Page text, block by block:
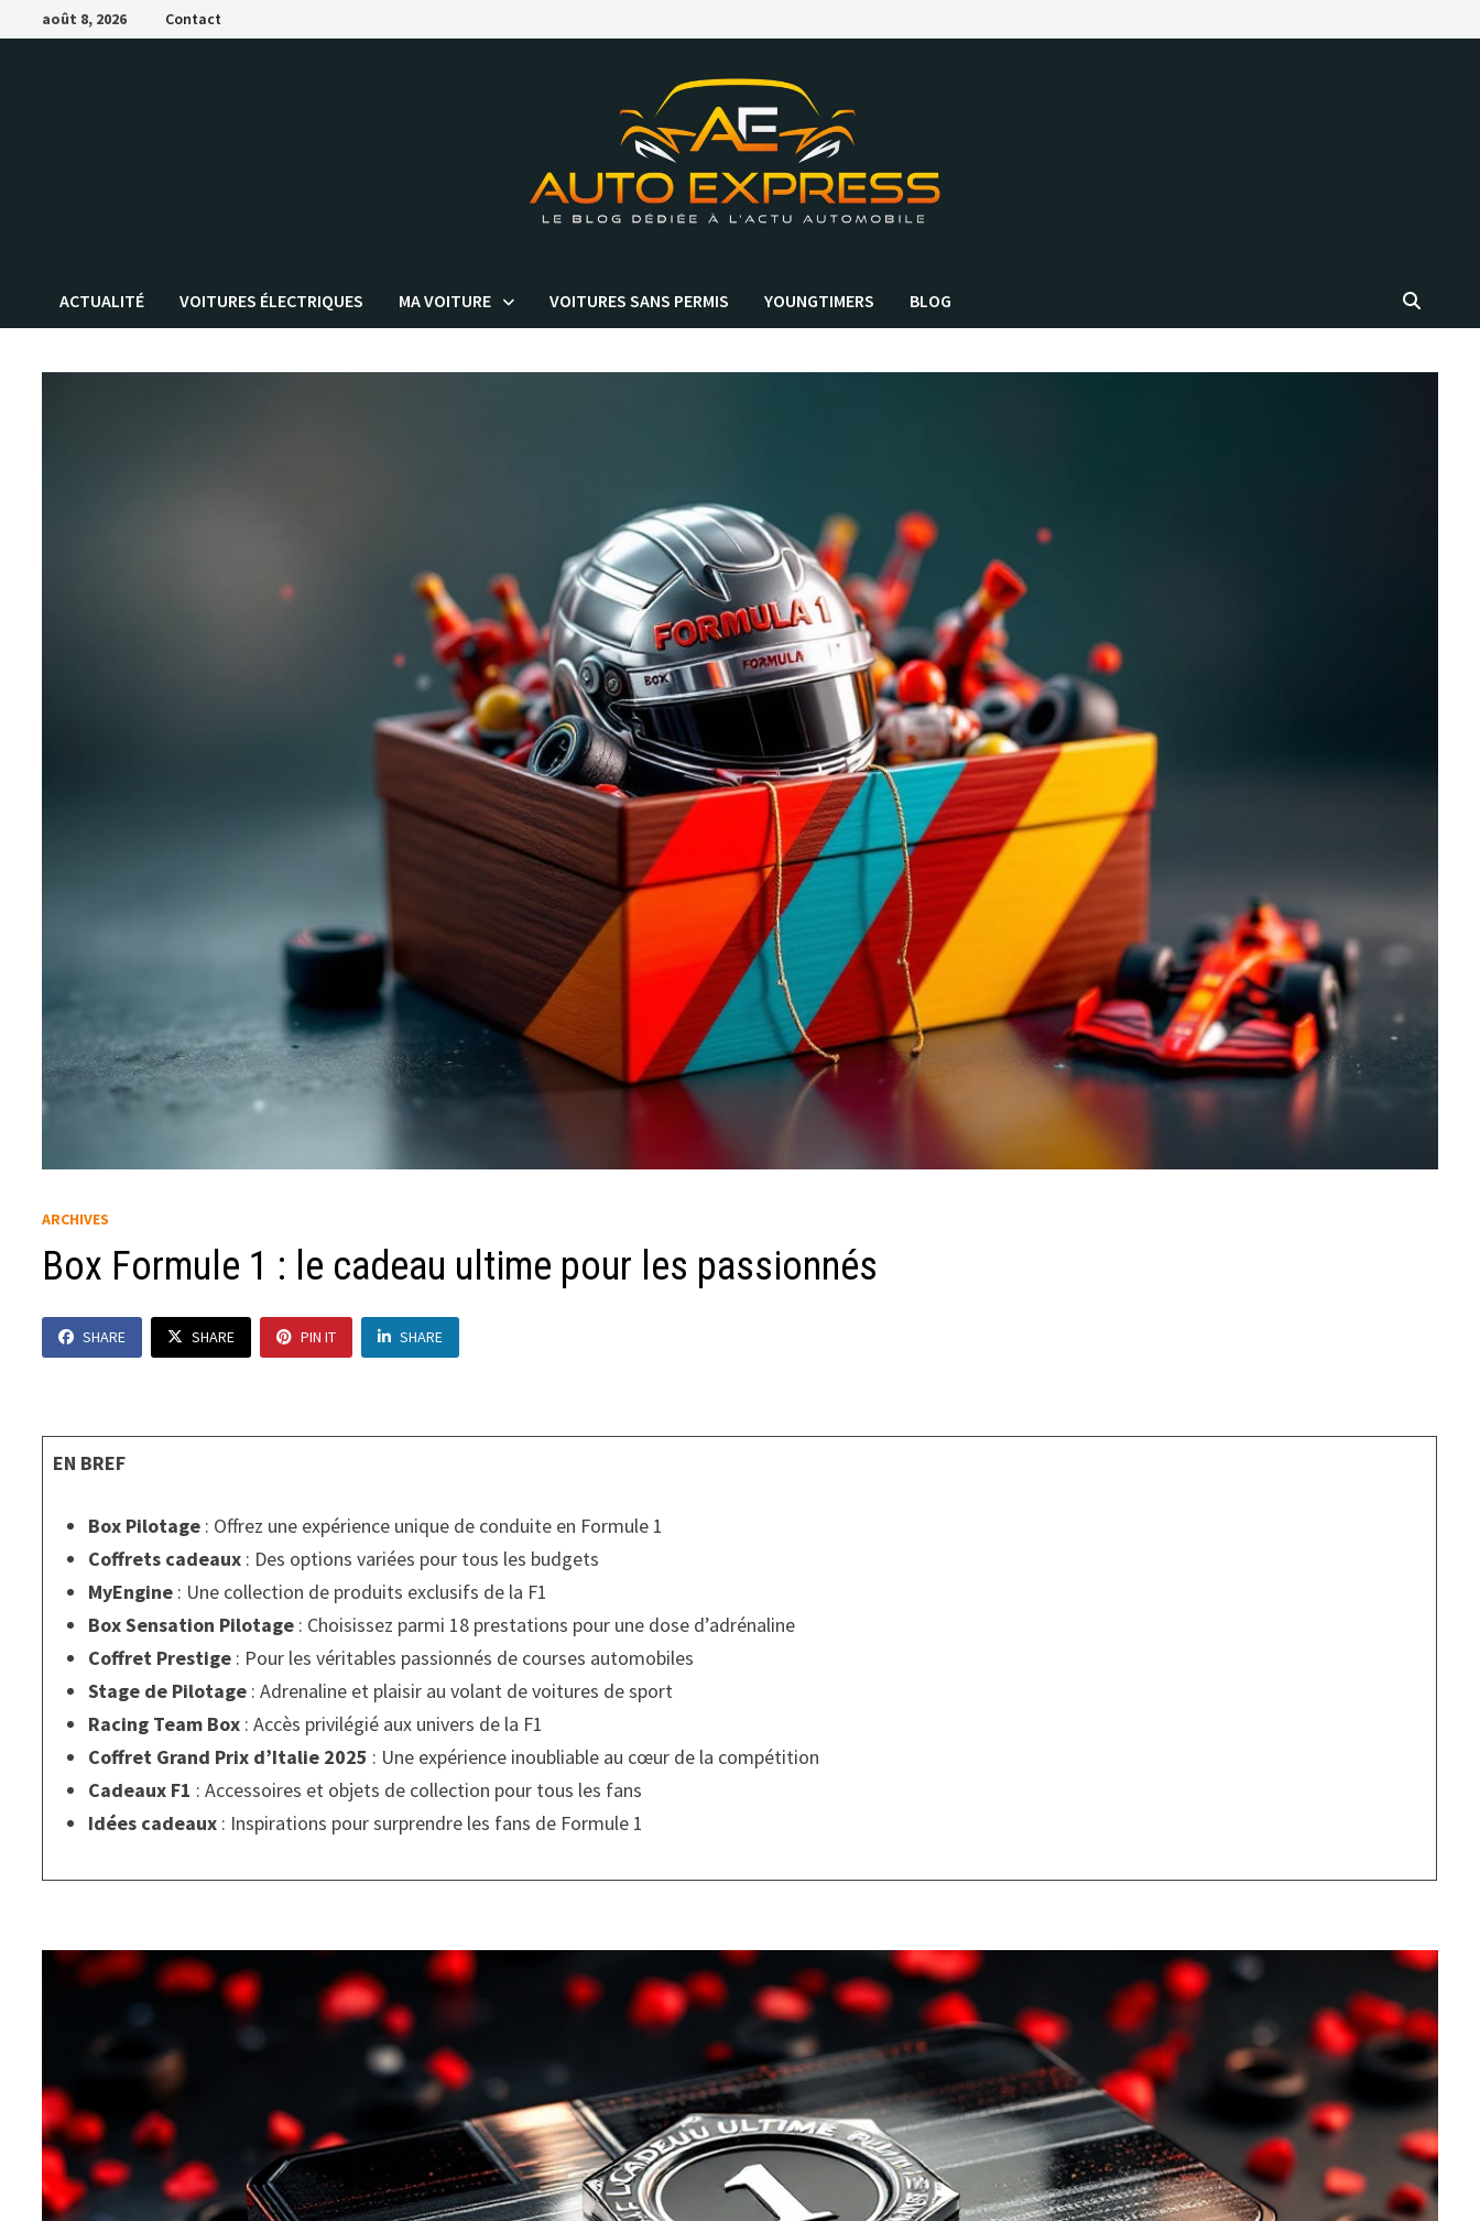
Passer
au
août 8, 2026 Contact
ACTUALITÉ VOITURES ÉLECTRIQUES MA VOITURE VOITURES SANS PERMIS YOUNGTIMERS BLOG
ARCHIVES
Box Formule 1 : le cadeau ultime pour les passionnés
SHARE SHARE PIN IT SHARE
EN BREF
Box Pilotage : Offrez une expérience unique de conduite en Formule 1
Coffrets cadeaux : Des options variées pour tous les budgets
MyEngine : Une collection de produits exclusifs de la F1
Box Sensation Pilotage : Choisissez parmi 18 prestations pour une dose d’adrénaline
Coffret Prestige : Pour les véritables passionnés de courses automobiles
Stage de Pilotage : Adrenaline et plaisir au volant de voitures de sport
Racing Team Box : Accès privilégié aux univers de la F1
Coffret Grand Prix d’Italie 2025 : Une expérience inoubliable au cœur de la compétition
Cadeaux F1 : Accessoires et objets de collection pour tous les fans
Idées cadeaux : Inspirations pour surprendre les fans de Formule 1